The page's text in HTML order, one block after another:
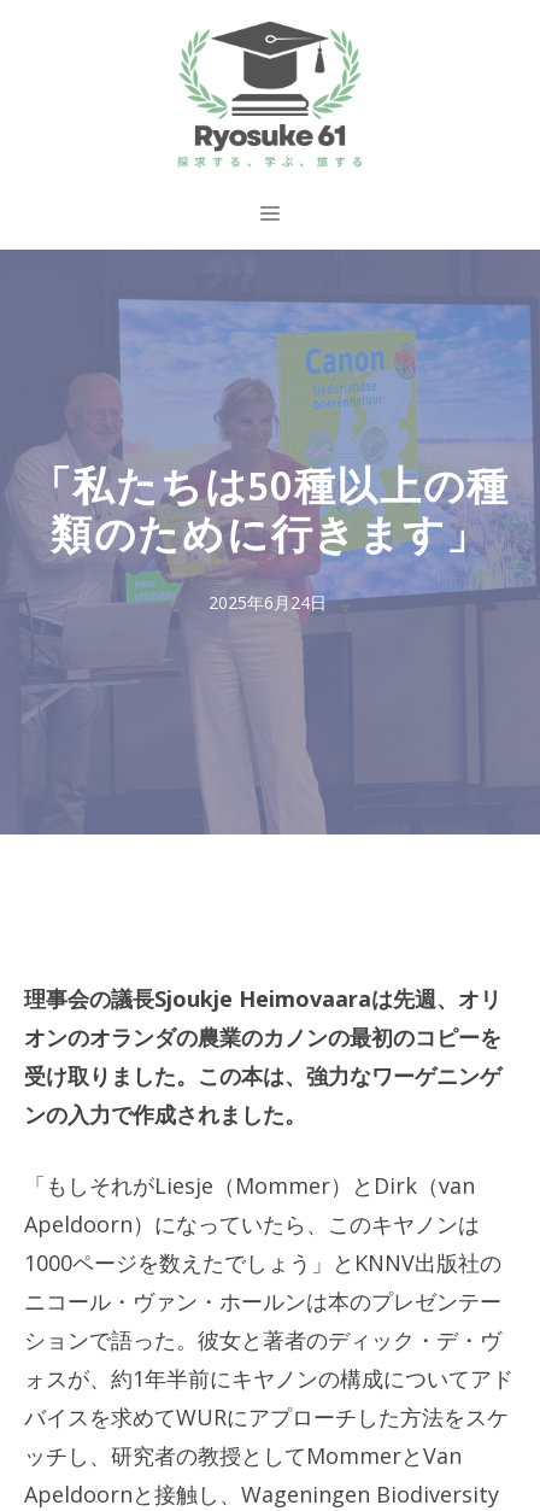
ス
メ
ュ
ー
「私たちは50種以上の種
類のために行きます」
2025年6月24日
理事会の議長Sjoukje Heimovaaraは先週、オリ
オンのオランダの農業のカノンの最初のコピーを
受け取りました。この本は、強力なワーゲニンゲ
ンの入力で作成されました。
「もしそれがLiesje（Mommer）とDirk（van
Apeldoorn）になっていたら、このキヤノンは
1000ページを数えたでしょう」とKNNV出版社の
ニコール・ヴァン・ホールンは本のプレゼンテー
ションで語った。彼女と著者のディック・デ・ヴ
ォスが、約1年半前にキヤノンの構成についてアド
バイスを求めてWURにアプローチした方法をスケ
ッチし、研究者の教授としてMommerとVan
Apeldoornと接触し、Wageningen Biodiversity